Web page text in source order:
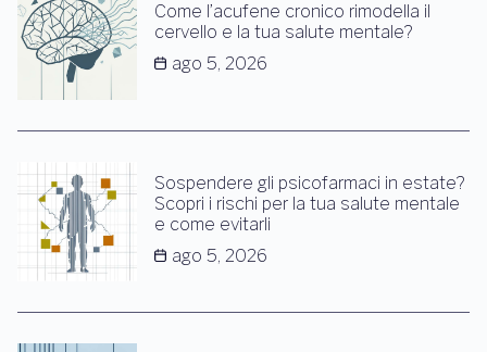
Come l’acufene cronico rimodella il
cervello e la tua salute mentale?
ago 5, 2026
Sospendere gli psicofarmaci in estate?
Scopri i rischi per la tua salute mentale
e come evitarli
ago 5, 2026